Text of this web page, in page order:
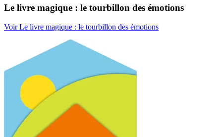
Le livre magique : le tourbillon des émotions
Voir Le livre magique : le tourbillon des émotions